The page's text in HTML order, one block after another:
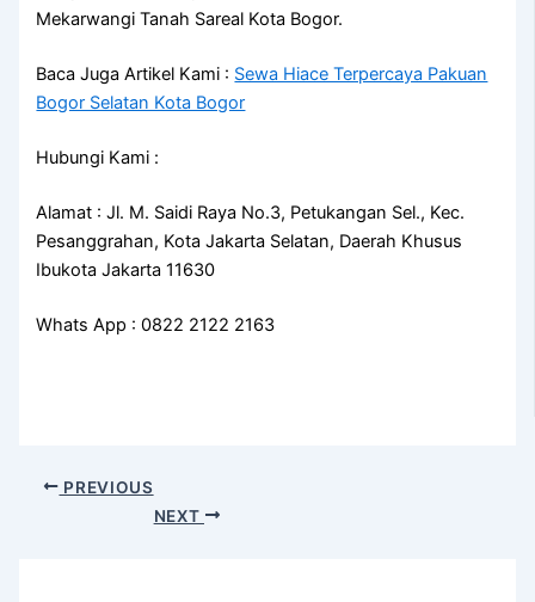
Mekarwangi Tanah Sareal Kota Bogor.
Baca Juga Artikel Kami : Sewa Hiace Terpercaya Pakuan
Bogor Selatan Kota Bogor
Hubungi Kami :
Alamat : Jl. M. Saidi Raya No.3, Petukangan Sel., Kec.
Pesanggrahan, Kota Jakarta Selatan, Daerah Khusus
Ibukota Jakarta 11630
Whats App : 0822 2122 2163
PREVIOUS
NEXT